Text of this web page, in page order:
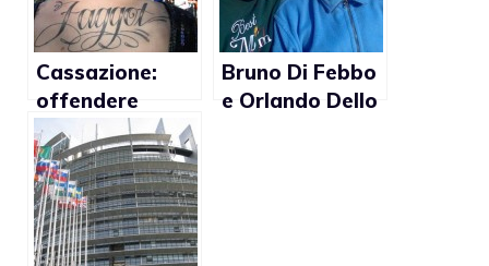
Cassazione:
offendere
qualcuno con il
termine “frocio”
è reato
Bruno Di Febbo
e Orlando Dello